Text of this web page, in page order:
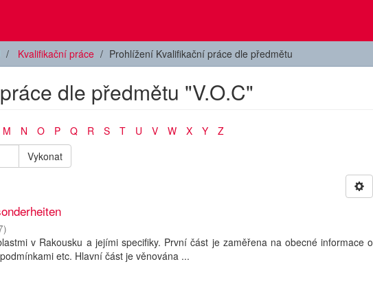
Kvalifikační práce Prohlížení Kvalifikační práce dle předmětu
dle předmětu "V.O.C"
M N O P Q R S T U V W X Y
Z
Vykonat
)
v Rakousku a jejími specifiky. První část je zaměřena na obecné informace o
etc. Hlavní část je věnována ...